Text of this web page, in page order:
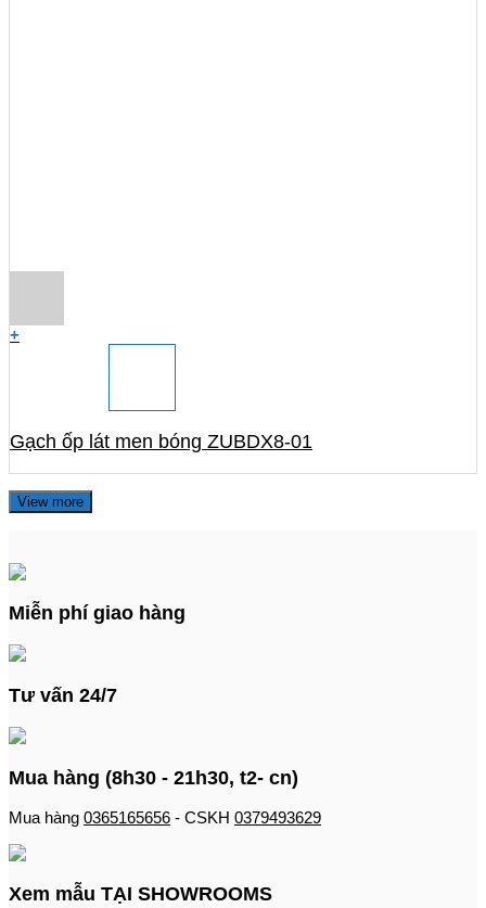
+
Gạch ốp lát men bóng ZUBDX8-01
View more
Miễn phí giao hàng
Tư vấn 24/7
Mua hàng (8h30 - 21h30, t2- cn)
Mua hàng 0365165656 - CSKH 0379493629
Xem mẫu TẠI SHOWROOMS